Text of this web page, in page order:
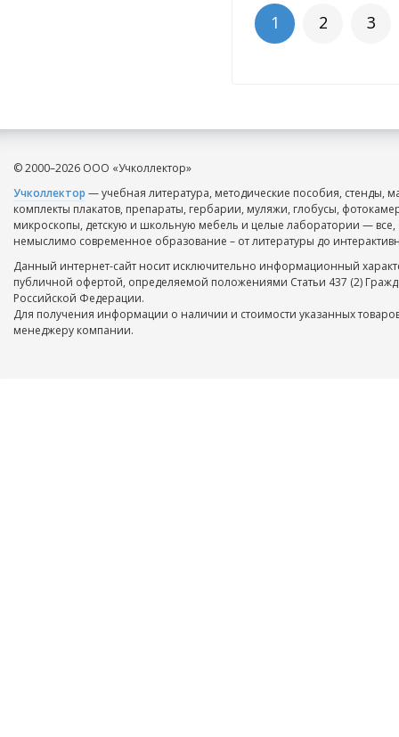
1 2 3
© 2000–2026 ООО «Учколлектор»
Учколлектор — учебная литература, методические пособия, стенды,
комплекты плакатов, препараты, гербарии, муляжи, глобусы,
микроскопы, детскую и школьную мебель и целые лаборатории — все,
немыслимо современное образование – от литературы до
Данный интернет-сайт носит исключительно информационный
публичной офертой, определяемой положениями Статьи 437 (2)
Российской Федерации.
Для получения информации о наличии и стоимости указанных
менеджеру компании.